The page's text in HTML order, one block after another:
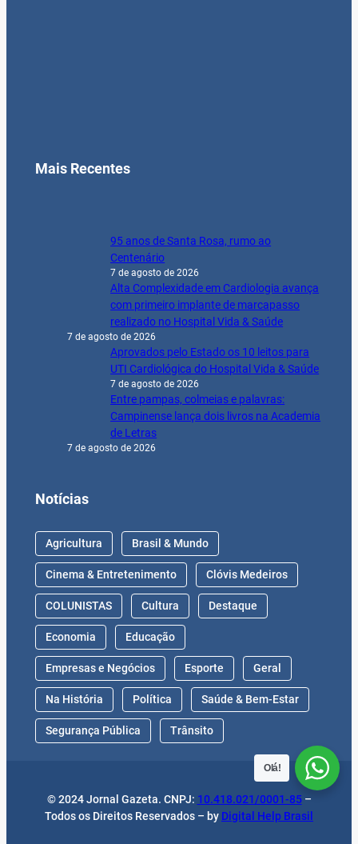
Mais Recentes
95 anos de Santa Rosa, rumo ao
Centenário
7 de agosto de 2026
Alta Complexidade em Cardiologia avança
com primeiro implante de marcapasso
realizado no Hospital Vida & Saúde
7 de agosto de 2026
Aprovados pelo Estado os 10 leitos para
UTI Cardiológica do Hospital Vida & Saúde
7 de agosto de 2026
Entre pampas, colmeias e palavras:
Campinense lança dois livros na Academia
de Letras
7 de agosto de 2026
Notícias
Agricultura Brasil & Mundo
Cinema & Entretenimento Clóvis Medeiros
COLUNISTAS Cultura Destaque
Economia Educação
Empresas e Negócios Esporte Geral
Na História Política Saúde & Bem-Estar
Segurança Pública Trânsito
© 2024 Jornal Gazeta. CNPJ: 10.418.021/0001-85–
Todos os Direitos Reservados – by Digital Help Brasil
Olá!